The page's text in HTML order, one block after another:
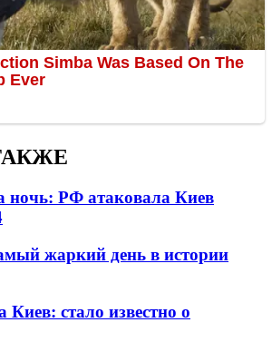
ночь: РФ атаковала Киев
жаркий день в истории
стало известно о